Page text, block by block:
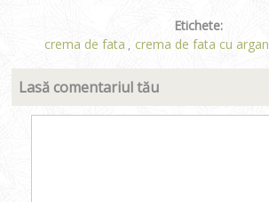
Etichete:
crema de fata , crema de fata cu argan
Lasă comentariul tău